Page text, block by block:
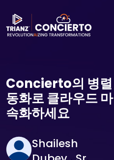
Concierto의 병렬
동화로 클라우드
속화하세요
Shailesh